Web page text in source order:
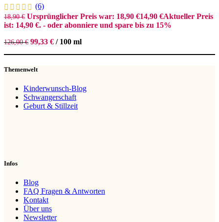
(6)
18,90€ Ursprünglicher Preis war: 18,90 €14,90 €Aktueller Preis
ist: 14,90 €. - oder abonniere und spare bis zu 15%
126,00€ 99,33 € / 100 ml
Themenwelt
Kinderwunsch-Blog
Schwangerschaft
Geburt & Stillzeit
Infos
Blog
FAQ Fragen & Antworten
Kontakt
Über uns
Newsletter